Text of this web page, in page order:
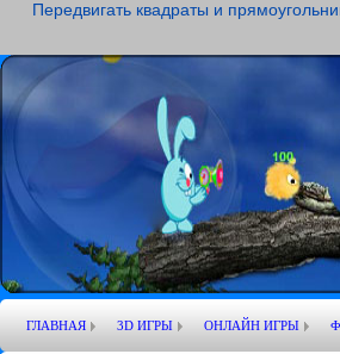
Передвигать квадраты и
ГЛАВНАЯ 3D ИГРЫ ОНЛАЙН ИГРЫ